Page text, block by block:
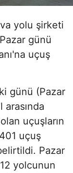
yolu şirketi
günü
uçuş
günü (Pazar
uçuşların
uçuş
Pazar
yolcunun